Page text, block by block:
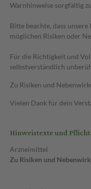
Warnhinweise sorgfältig
Bitte beachte, dass
möglichen Risiken oder
Für die Richtigkeit und
selbstverständlich
Zu Risiken und
Vielen Dank für dein
Hinweistexte und
Arzneimittel
Zu Risiken und